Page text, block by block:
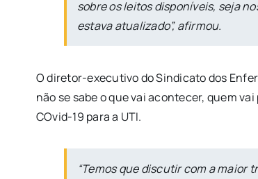
sobre os leitos disponíveis, seja
estava atualizado”, afirmou.
O diretor-executivo do Sindicato dos
não se sabe o que vai acontecer, quem
COvid-19 para a UTI.
“Temos que discutir com a maior